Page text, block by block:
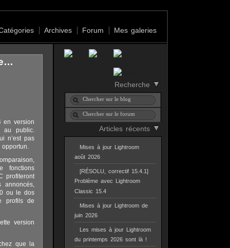
Archives Forum Mes galeries
Recherche
Articles récents
Mises à jour Lightroom
août 2026
[RÉSOLU, correctif 15.4.1]
Problème avec Lightroom
Classic 15.4
Mises à jour Lightroom de
juin 2026
Les mises à jour Lightroom
du printemps 2026 sont là !
en version
au public.
n’est pas
fonctions
profiteront
ou le dos
profils de
version
que la